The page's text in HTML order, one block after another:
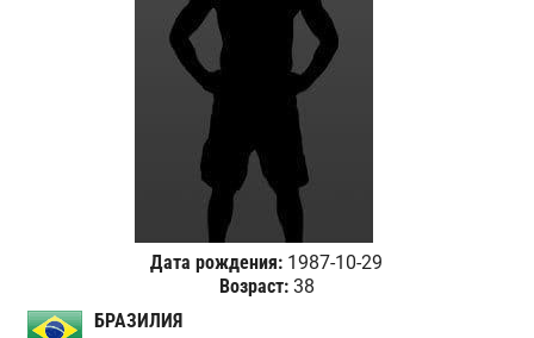
Дата рождения: 1987-10-29
Возраст:38
БРАЗИЛИЯ